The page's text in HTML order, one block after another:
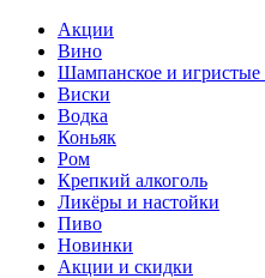
Акции
Вино
Шампанское и игристые
Виски
Водка
Коньяк
Ром
Крепкий алкоголь
Ликёры и настойки
Пиво
Новинки
Акции и скидки